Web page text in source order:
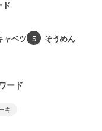
ャベツ 5 そうめん
ード
キ